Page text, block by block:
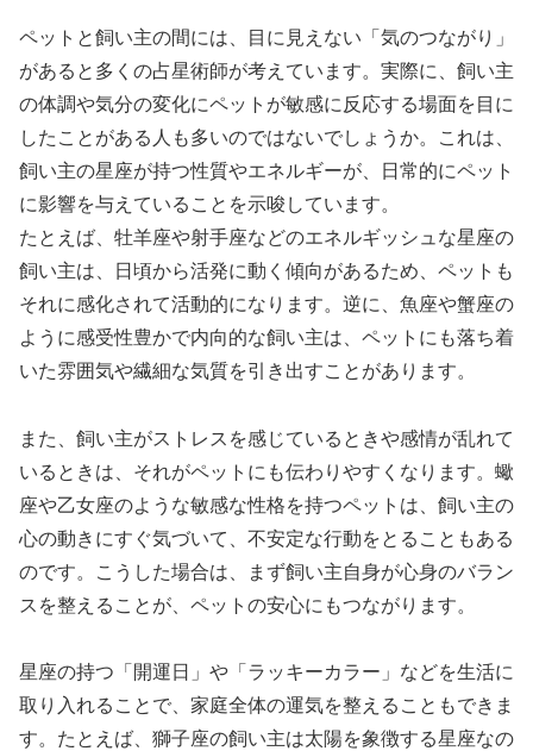
ペットと飼い主の間には、目に見えない「気のつながり」
があると多くの占星術師が考えています。実際に、飼い主
の体調や気分の変化にペットが敏感に反応する場面を目に
したことがある人も多いのではないでしょうか。これは、
飼い主の星座が持つ性質やエネルギーが、日常的にペット
に影響を与えていることを示唆しています。
たとえば、牡羊座や射手座などのエネルギッシュな星座の
飼い主は、日頃から活発に動く傾向があるため、ペットも
それに感化されて活動的になります。逆に、魚座や蟹座の
ように感受性豊かで内向的な飼い主は、ペットにも落ち着
いた雰囲気や繊細な気質を引き出すことがあります。
また、飼い主がストレスを感じているときや感情が乱れて
いるときは、それがペットにも伝わりやすくなります。蠍
座や乙女座のような敏感な性格を持つペットは、飼い主の
心の動きにすぐ気づいて、不安定な行動をとることもある
のです。こうした場合は、まず飼い主自身が心身のバラン
スを整えることが、ペットの安心にもつながります。
星座の持つ「開運日」や「ラッキーカラー」などを生活に
取り入れることで、家庭全体の運気を整えることもできま
す。たとえば、獅子座の飼い主は太陽を象徴する星座なの